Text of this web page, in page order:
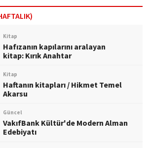
Kitap
Hafızanın kapılarını aralayan
kitap: Kırık Anahtar
Kitap
Haftanın kitapları / Hikmet Temel
Akarsu
Güncel
VakıfBank Kültür'de Modern Alman
Edebiyatı